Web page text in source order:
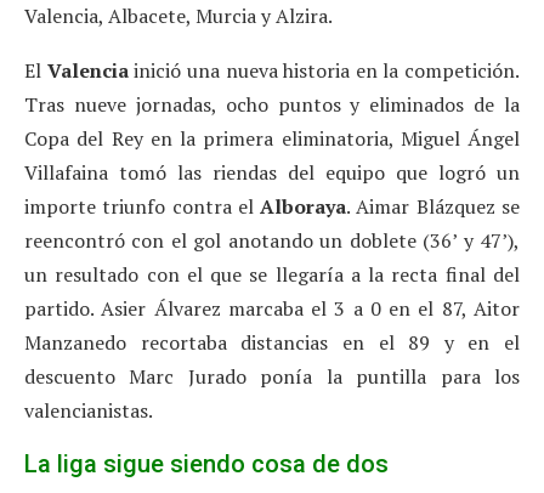
Valencia, Albacete, Murcia y Alzira.
El Valenciainició una nueva historia en la competición.
Tras nueve jornadas, ocho puntos y eliminados de la
Copa del Rey en la primera eliminatoria, Miguel Ángel
Villafaina tomó las riendas del equipo que logró un
importe triunfo contra elAlboraya. Aimar Blázquez se
reencontró con el gol anotando un doblete (36’ y 47’),
un resultado con el que se llegaría a la recta final del
partido. Asier Álvarez marcaba el 3 a 0 en el 87, Aitor
Manzanedo recortaba distancias en el 89 y en el
descuento Marc Jurado ponía la puntilla para los
valencianistas.
La liga sigue siendo cosa de dos